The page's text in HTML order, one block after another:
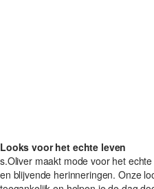
Looks voor het echte leven
s.Oliver maakt mode voor het
en blijvende herinneringen. Onze